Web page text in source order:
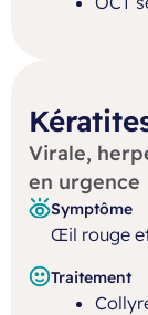
Virale,
en urgence
Symptôme
Œil rouge
Traitement